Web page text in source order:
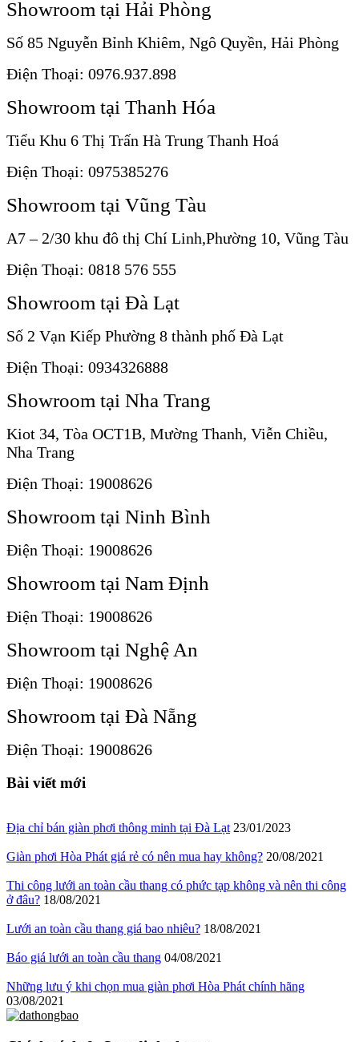
Showroom tại Hải Phòng
Số 85 Nguyễn Bỉnh Khiêm, Ngô Quyền, Hải Phòng
Điện Thoại: 0976.937.898
Showroom tại Thanh Hóa
Tiểu Khu 6 Thị Trấn Hà Trung Thanh Hoá
Điện Thoại: 0975385276
Showroom tại Vũng Tàu
A7 – 2/30 khu đô thị Chí Linh,Phường 10, Vũng Tàu
Điện Thoại: 0818 576 555
Showroom tại Đà Lạt
Số 2 Vạn Kiếp Phường 8 thành phố Đà Lạt
Điện Thoại: 0934326888
Showroom tại Nha Trang
Kiot 34, Tòa OCT1B, Mường Thanh, Viễn Chiều,
Nha Trang
Điện Thoại: 19008626
Showroom tại Ninh Bình
Điện Thoại: 19008626
Showroom tại Nam Định
Điện Thoại: 19008626
Showroom tại Nghệ An
Điện Thoại: 19008626
Showroom tại Đà Nẵng
Điện Thoại: 19008626
Bài viết mới
Địa chỉ bán giàn phơi thông minh tại Đà Lạt 23/01/2023
Giàn phơi Hòa Phát giá rẻ có nên mua hay không? 20/08/2021
Thi công lưới an toàn cầu thang có phức tạp không và nên thi công
ở đâu? 18/08/2021
Lưới an toàn cầu thang giá bao nhiêu? 18/08/2021
Báo giá lưới an toàn cầu thang 04/08/2021
Những lưu ý khi chọn mua giàn phơi Hòa Phát chính hãng
03/08/2021